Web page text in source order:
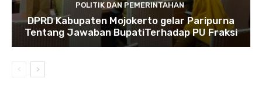
POLITIK DAN PEMERINTAHAN
DPRD Kabupaten Mojokerto gelar Paripurna
Tentang Jawaban BupatiTerhadap PU Fraksi